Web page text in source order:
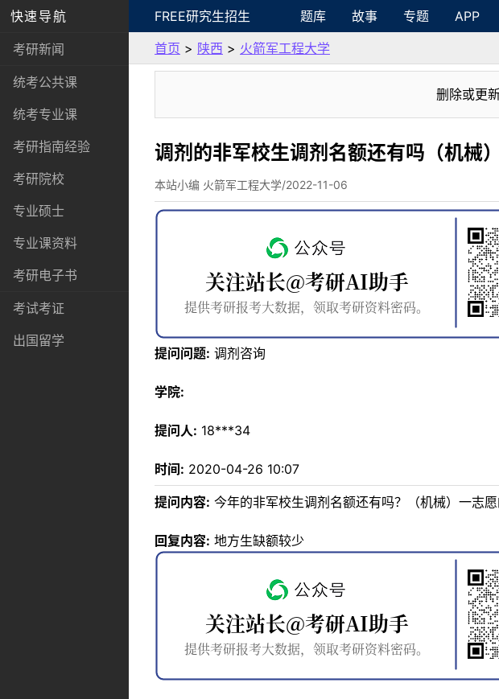
快速导航
考研新闻
统考公共课
统考专业课
考研指南经验
考研院校
专业硕士
专业课资料
考研电子书
考试考证
出国留学
FREE研究生招生 题库 故事 专题 APP
首页 > 陕西 > 火箭军工程大学
删除或更
调剂的非军校生调剂名额还有吗（机械
本站小编 火箭军工程大学/2022-11-06
提问问题: 调剂咨询
学院:
提问人: 18***34
时间: 2020-04-26 10:07
提问内容: 今年的非军校生调剂名额还有吗？（机械）一志
回复内容: 地方生缺额较少